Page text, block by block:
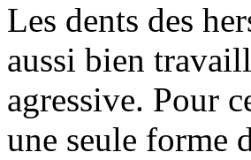
Les dents des
aussi bien
agressive. Pour
une seule forme